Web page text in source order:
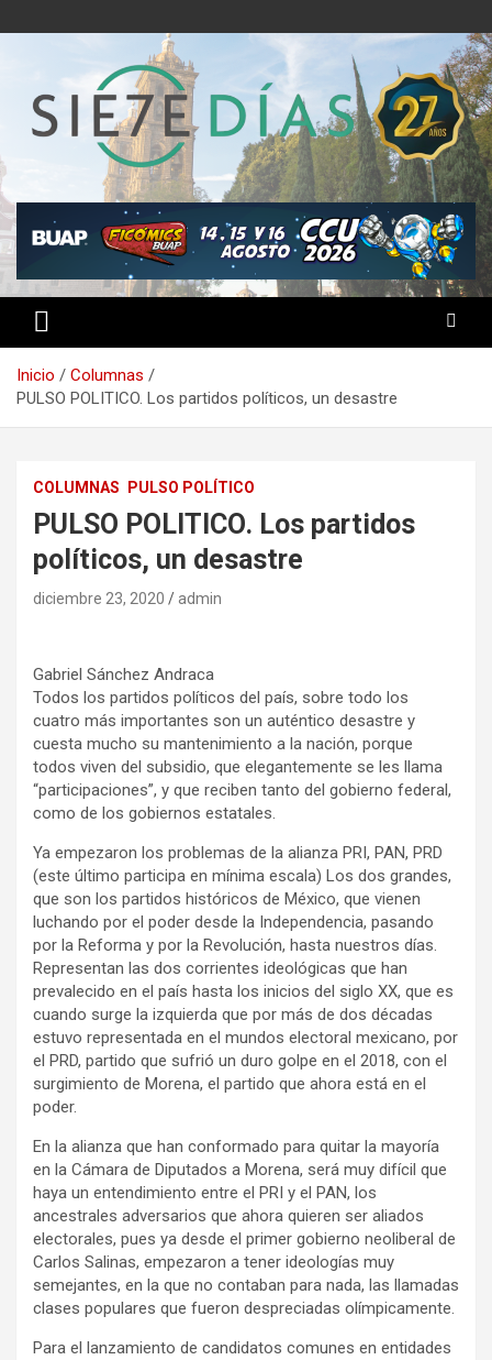
al
Semanario 7 Días
Inicio
Columnas
PULSO POLITICO. Los partidos políticos, un desastre
COLUMNAS PULSO POLÍTICO
PULSO POLITICO. Los partidos
políticos, un desastre
diciembre 23, 2020 admin
Gabriel Sánchez Andraca
Todos los partidos políticos del país, sobre todo los
cuatro más importantes son un auténtico desastre y
cuesta mucho su mantenimiento a la nación, porque
todos viven del subsidio, que elegantemente se les llama
“participaciones”, y que reciben tanto del gobierno federal,
como de los gobiernos estatales.
Ya empezaron los problemas de la alianza PRI, PAN, PRD
(este último participa en mínima escala) Los dos grandes,
que son los partidos históricos de México, que vienen
luchando por el poder desde la Independencia, pasando
por la Reforma y por la Revolución, hasta nuestros días.
Representan las dos corrientes ideológicas que han
prevalecido en el país hasta los inicios del siglo XX, que es
cuando surge la izquierda que por más de dos décadas
estuvo representada en el mundos electoral mexicano, por
el PRD, partido que sufrió un duro golpe en el 2018, con el
surgimiento de Morena, el partido que ahora está en el
poder.
En la alianza que han conformado para quitar la mayoría
en la Cámara de Diputados a Morena, será muy difícil que
haya un entendimiento entre el PRI y el PAN, los
ancestrales adversarios que ahora quieren ser aliados
electorales, pues ya desde el primer gobierno neoliberal de
Carlos Salinas, empezaron a tener ideologías muy
semejantes, en la que no contaban para nada, las llamadas
clases populares que fueron despreciadas olímpicamente.
Para el lanzamiento de candidatos comunes en entidades